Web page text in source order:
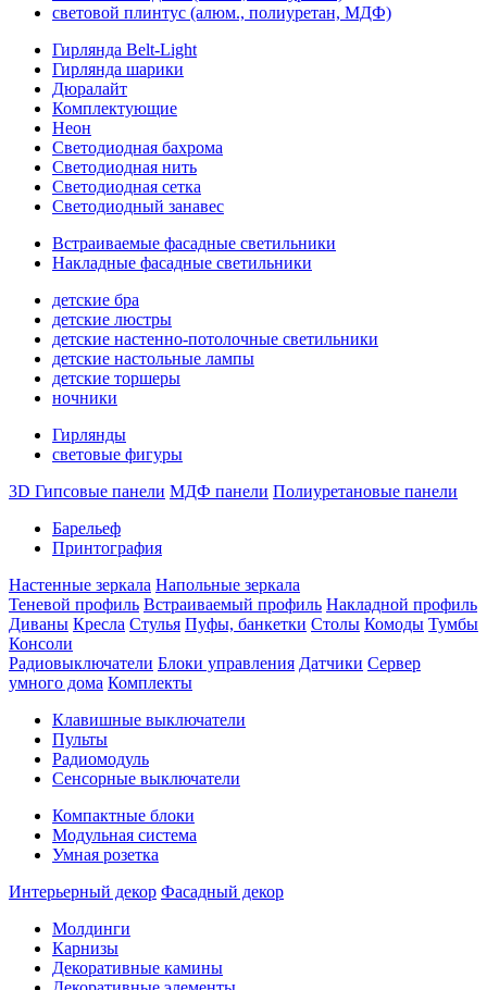
световой плинтус (алюм., полиуретан, МДФ)
Гирлянда Belt-Light
Гирлянда шарики
Дюралайт
Комплектующие
Неон
Светодиодная бахрома
Светодиодная нить
Светодиодная сетка
Светодиодный занавес
Встраиваемые фасадные светильники
Накладные фасадные светильники
детские бра
детские люстры
детские настенно-потолочные светильники
детские настольные лампы
детские торшеры
ночники
Гирлянды
световые фигуры
3D Гипсовые панели МДФ панели Полиуретановые панели
Барельеф
Принтография
Настенные зеркала Напольные зеркала
Теневой профиль Встраиваемый профиль Накладной профиль
Диваны Кресла Стулья Пуфы, банкетки Столы Комоды Тумбы
Консоли
Радиовыключатели Блоки управления Датчики Сервер
умного дома Комплекты
Клавишные выключатели
Пульты
Радиомодуль
Сенсорные выключатели
Компактные блоки
Модульная система
Умная розетка
Интерьерный декор Фасадный декор
Молдинги
Карнизы
Декоративные камины